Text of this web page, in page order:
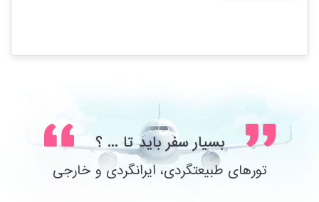
بسیار سفر باید تا ... ؟
تورهای طبیعتگردی، ایرانگردی و خارجی